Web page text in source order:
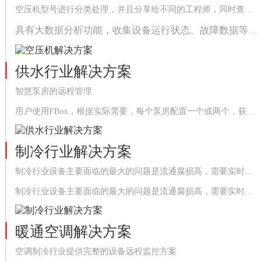
供水行业解决方案
智慧泵房的远程管理
用户使用FBox，根据实际需要，每个泵房配置一个或两个，获取PLC数据和其他仪表
制冷行业解决方案
制冷行业设备主要面临的最大的问题是流通腐损高，需要实时监控设备的运行状态
制冷行业设备主要面临的最大的问题是流通腐损高，需要实时监控设备的运行状态，随时查看故障报警信息，方便第一时间处理。设备厂家、工程商以及运营商都需要随时查看和收到故障报警信息。
暖通空调解决方案
空调制冷行业提供完整的设备远程监控方案